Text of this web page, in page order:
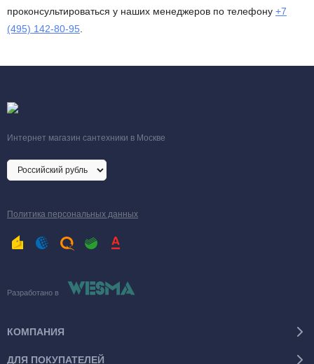
проконсультироваться у наших менеджеров по телефону +7
(495) 142-80-95
Интернет магазин сантехники в Москве
Политика персональных данных
Разработано в
КОМПАНИЯ
ДЛЯ ПОКУПАТЕЛЕЙ